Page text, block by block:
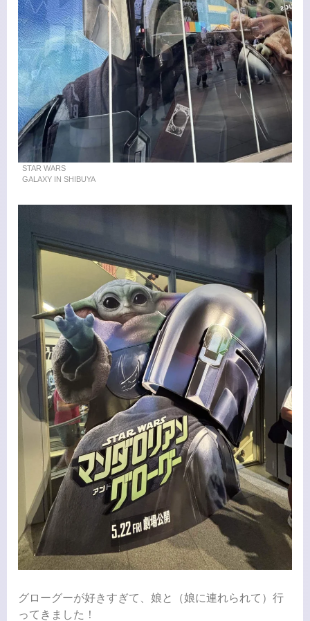
STAR WARS
GALAXY IN SHIBUYA
グローグーが好きすぎて、娘と（娘に連れられて）行
ってきました！